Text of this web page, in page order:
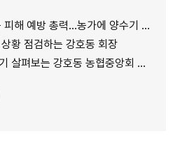
해 예방 총력…농가에 양수기 지원
황 점검하는 강호동 회장
펴보는 강호동 농협중앙회 회장